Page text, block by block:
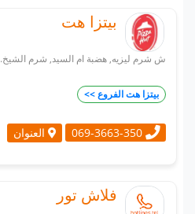
بيتزا هت
ش شرم ليزيه, هضبة ام السيد, شرم الشيخ.
بيتزا هت الفروع >>
069-3663-350 العنوان
فلاش تور